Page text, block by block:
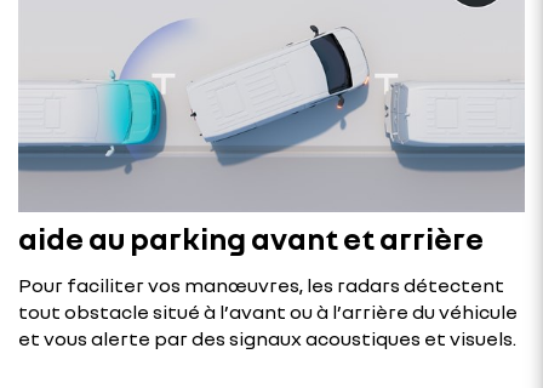
aide au parking avant et arrière
Pour faciliter vos manœuvres, les radars détectent
tout obstacle situé à l’avant ou à l’arrière du véhicule
et vous alerte par des signaux acoustiques et visuels.